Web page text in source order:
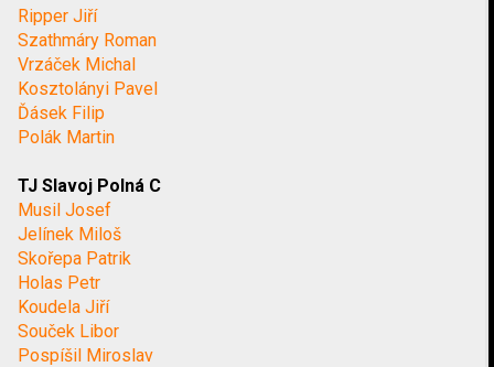
Ripper Jiří
Szathmáry Roman
Vrzáček Michal
Kosztolányi Pavel
Ďásek Filip
Polák Martin
TJ Slavoj Polná C
Musil Josef
Jelínek Miloš
Skořepa Patrik
Holas Petr
Koudela Jiří
Souček Libor
Pospíšil Miroslav